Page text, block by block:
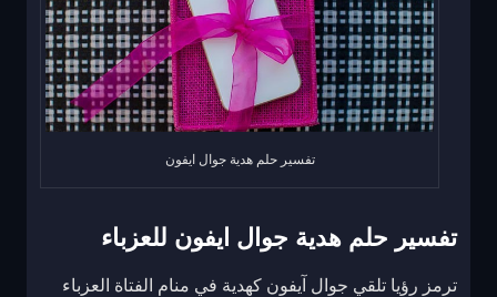
تفسير حلم هدية جوال ايفون
تفسير حلم هدية جوال ايفون للعزباء
ترمز رؤيا تلقي جوال آيفون كهدية في منام الفتاة العزباء